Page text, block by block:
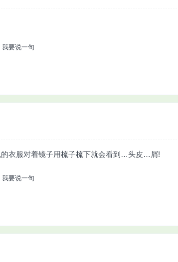
我要说一句
衣服对着镜子用梳子梳下就会看到…头皮…屑!
我要说一句